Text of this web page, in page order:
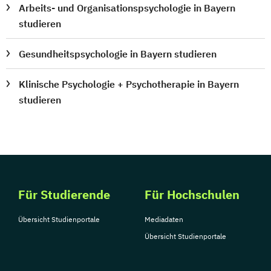
Arbeits- und Organisationspsychologie in Bayern
studieren
Gesundheitspsychologie in Bayern studieren
Klinische Psychologie + Psychotherapie in Bayern
studieren
Für Studierende
Übersicht Studienportale
Für Hochschulen
Mediadaten
Übersicht Studienportale